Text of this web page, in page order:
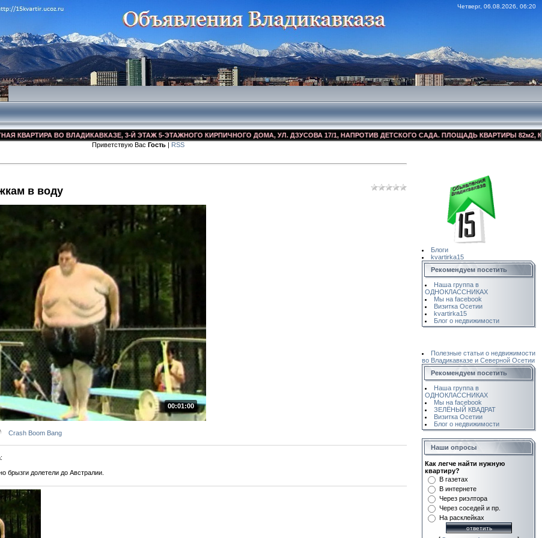
Четверг, 06.08.2026, 06:20
ВО ВЛАДИКАВКАЗЕ, 3-Й ЭТАЖ 5-ЭТАЖНОГО КИРПИЧНОГО ДОМА, УЛ. ДЗУСОВА 17/1, НАПРОТИВ ДЕТСКОГО САДА. ПЛОЩАДЬ КВАРТИРЫ 82м2,
Приветствую Вас Гость | RSS
в воду
00:01:00
Crash Boom Bang
:
брызги долетели до Австралии.
Блоги
kvartirka15
Рекомендуем посетить
Наша группа в
ОДНОКЛАССНИКАХ
Мы на facebook
Визитка Осетии
kvartirka15
Блог о недвижимости
Полезные статьи о недвижимости
во Владикавказе и Северной Осетии
Рекомендуем посетить
Наша группа в
ОДНОКЛАССНИКАХ
Мы на facebook
ЗЕЛЁНЫЙ КВАДРАТ
Визитка Осетии
Блог о недвижимости
Наши опросы
Как легче найти нужную
квартиру?
В газетах
В интернете
Через риэлтора
Через соседей и пр.
На расклейках